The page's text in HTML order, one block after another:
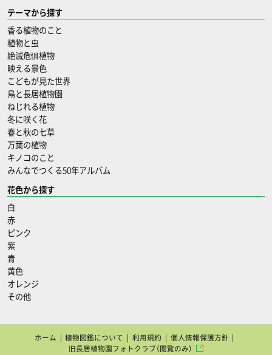
テーマから探す
香る植物のこと
植物と虫
絶滅危惧植物
映える景色
こどもが見た世界
鳥と長居植物園
ねじれる植物
冬に咲く花
春と秋の七草
万葉の植物
キノコのこと
みんなでつくる50年アルバム
花色から探す
白
赤
ピンク
紫
青
黄色
オレンジ
その他
ホーム 植物図鑑について 利用規約
個人情報保護方針
旧長居植物園フォトクラブ（閲覧のみ）